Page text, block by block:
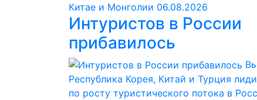
Китае и Монголии 06.08.2026
Интуристов в России
прибавилось
Республика Корея, Китай и Турция
по росту туристического потока в